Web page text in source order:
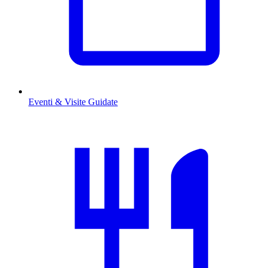
Eventi & Visite Guidate